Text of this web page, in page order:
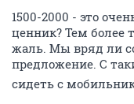
1500-2000 - это
ценник? Тем более
жаль. Мы вряд ли
предложение. С
сидеть с